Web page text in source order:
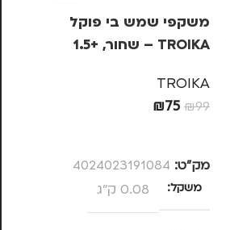
משקפי שמש בי פוקל
TROIKA – שחור, +1.5
TROIKA
₪99
₪75
מק”ט: 4024023191084
משקל 0.08 ק"ג